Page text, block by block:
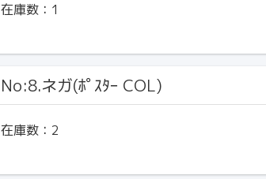
在庫数： 1
No:8.ネガ(ﾎﾟｽﾀｰ COL)
在庫数： 2